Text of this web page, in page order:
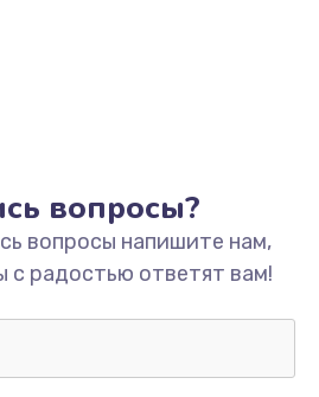
от 1790 руб.
Заказать
Home (домой)
вопросы?
вопросы напишите нам,
с радостью ответят вам!